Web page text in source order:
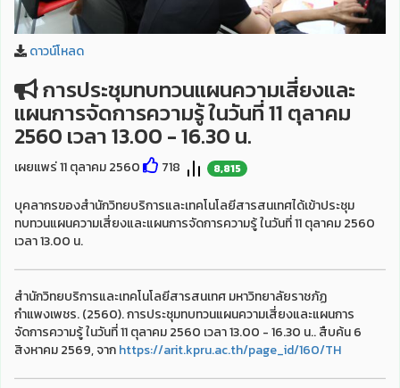
ดาวน์โหลด
การประชุมทบทวนแผนความเสี่ยงและ
แผนการจัดการความรู้ ในวันที่ 11 ตุลาคม
2560 เวลา 13.00 - 16.30 น.
เผยแพร่ 11 ตุลาคม 2560 718 8,815
บุคลากรของสำนักวิทยบริการและเทคโนโลยีสารสนเทศได้เข้าประชุม
ทบทวนแผนความเสี่ยงและแผนการจัดการความรู้ ในวันที่ 11 ตุลาคม 2560
เวลา 13.00 น.
สำนักวิทยบริการและเทคโนโลยีสารสนเทศ มหาวิทยาลัยราชภัฏ
กำแพงเพชร. (2560). การประชุมทบทวนแผนความเสี่ยงและแผนการ
จัดการความรู้ ในวันที่ 11 ตุลาคม 2560 เวลา 13.00 - 16.30 น.. สืบค้น 6
สิงหาคม 2569, จากhttps://arit.kpru.ac.th/page_id/160/TH